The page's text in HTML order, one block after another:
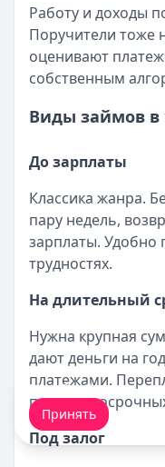
Работу и доходы
Поручители тоже
оценивают
собственным
Виды займов
До зарплаты
Классика жанра.
пару недель,
зарплаты.
трудностях.
На длительный
Нужна крупная
дают деньги на
платежами.
при
Под залог
Мы обрабатываем
Принять